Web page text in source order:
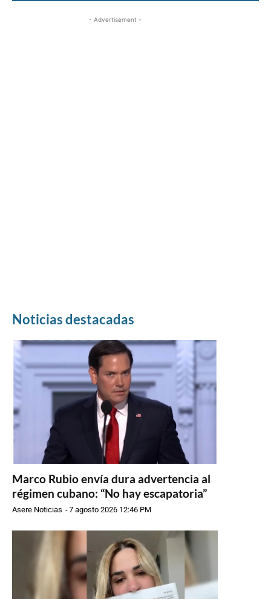
- Advertisement -
Noticias destacadas
Marco Rubio envía dura advertencia al
régimen cubano: “No hay escapatoria”
Asere Noticias -7 agosto 2026 12:46 PM